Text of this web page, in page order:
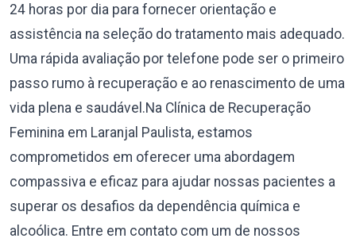
24 horas por dia para fornecer orientação e
assistência na seleção do tratamento mais adequado.
Uma rápida avaliação por telefone pode ser o primeiro
passo rumo à recuperação e ao renascimento de uma
vida plena e saudável.Na Clínica de Recuperação
Feminina em Laranjal Paulista, estamos
comprometidos em oferecer uma abordagem
compassiva e eficaz para ajudar nossas pacientes a
superar os desafios da dependência química e
alcoólica. Entre em contato com um de nossos